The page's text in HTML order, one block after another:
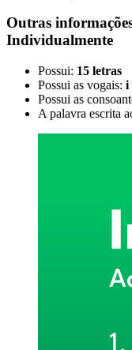
Outras
Individualmente
Possui: 15 letras
Possui as vogais: i
Possui as
A palavra escrita